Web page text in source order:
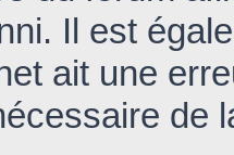
Il est
ait une
de